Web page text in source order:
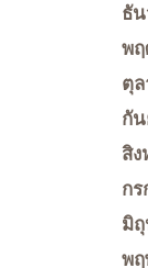
ธั
พ
ตุ
กั
สิ
ก
มิ
พ